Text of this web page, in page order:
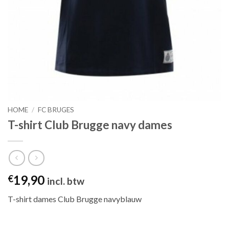
HOME / FC BRUGES
T-shirt Club Brugge navy dames
€19,90 incl. btw
T-shirt dames Club Brugge navyblauw